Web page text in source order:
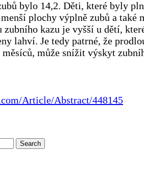
bylo 14,2. Děti, které byly
plochy výplně zubů a také
kazu je vyšší u dětí,
lahví. Je tedy patrné, že
může snížit výskyt
Article/Abstract/448145
Search